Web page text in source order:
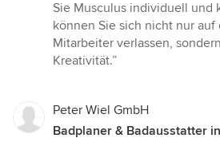
Sie Musculus individuell und
können Sie sich nicht nur
Mitarbeiter verlassen,
Kreativität.”
Peter Wiel GmbH
Badplaner & Badausstatter